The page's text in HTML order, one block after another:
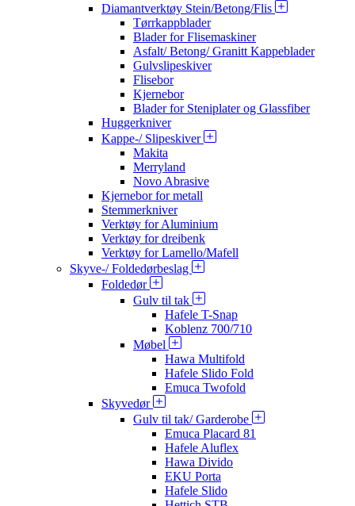
Diamantverktøy Stein/Betong/Flis
Tørrkappblader
Blader for Flisemaskiner
Asfalt/ Betong/ Granitt Kappeblader
Gulvslipeskiver
Flisebor
Kjernebor
Blader for Steniplater og Glassfiber
Huggerkniver
Kappe-/ Slipeskiver
Makita
Merryland
Novo Abrasive
Kjernebor for metall
Stemmerkniver
Verktøy for Aluminium
Verktøy for dreibenk
Verktøy for Lamello/Mafell
Skyve-/ Foldedørbeslag
Foldedør
Gulv til tak
Hafele T-Snap
Koblenz 700/710
Møbel
Hawa Multifold
Hafele Slido Fold
Emuca Twofold
Skyvedør
Gulv til tak/ Garderobe
Emuca Placard 81
Hafele Aluflex
Hawa Divido
EKU Porta
Hafele Slido